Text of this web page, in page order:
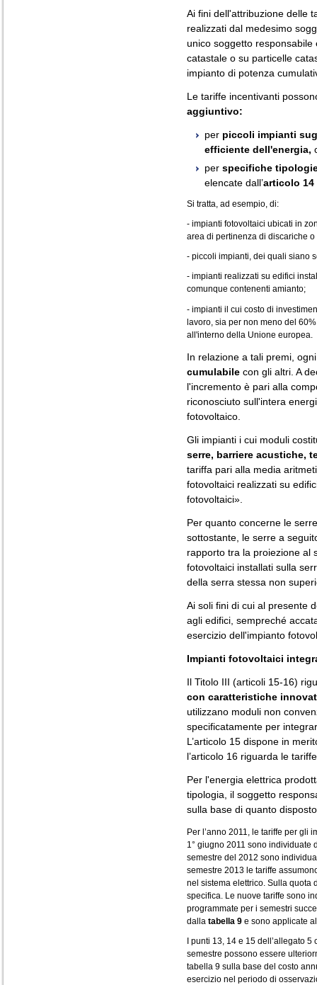
Ai fini dell'attribuzione delle
realizzati dal medesimo
unico soggetto
catastale o su particelle
impianto di potenza
Le tariffe incentivanti
aggiuntivo:
per piccoli impianti
efficiente dell'energia,
per specifiche
elencate dall’articolo 14
Si tratta, ad esempio, di:
- impianti fotovoltaici ubicati in
area di pertinenza di discariche
- piccoli impianti, dei quali siano
- impianti realizzati su edifici
comunque contenenti amianto;
- impianti il cui costo di
lavoro, sia per non meno del
all'interno della Unione europea.
In relazione a tali premi,
cumulabile con gli altri. A
l'incremento è pari alla
riconosciuto sull'intera
fotovoltaico.
Gli impianti i cui moduli
serre, barriere acustiche,
tariffa pari alla media
fotovoltaici realizzati su
fotovoltaici».
Per quanto concerne le
sottostante, le serre a
rapporto tra la proiezione al
fotovoltaici installati sulla
della serra stessa non
Ai soli fini di cui al presente
agli edifici, sempreché
esercizio dell'impianto
Impianti fotovoltaici
Il Titolo III (articoli 15-16)
con caratteristiche
utilizzano moduli non
specificatamente per
L’articolo 15 dispone in
l’articolo 16 riguarda le
Per l'energia elettrica
tipologia, il soggetto
sulla base di quanto
Per l’anno 2011, le tariffe per gli
1° giugno 2011 sono individuate
semestre del 2012 sono
semestre 2013 le tariffe
nel sistema elettrico. Sulla quota
specifica. Le nuove tariffe sono
programmate per i semestri
dalla tabella 9 e sono applicate
I punti 13, 14 e 15 dell’allegato
semestre possono essere
tabella 9 sulla base del costo
esercizio nel periodo di